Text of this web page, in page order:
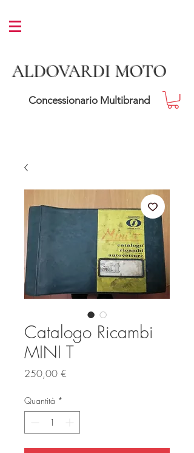
ALDOVARDI MOTO
Concessionario Multibrand
Catalogo Ricambi
MINI T
250,00 €
Quantità *